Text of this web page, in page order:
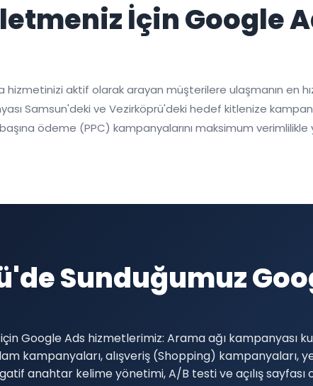
İçin Google
aktif olarak arayan müşterilere ulaşmanın en
Samsun'deki ve Vezirköprü'deki hedef kitlenize
ödeme (PPC) kampanyalarını maksimum
Sunduğumuz
Google Ads hizmetlerimiz: Arama ağı kampanyası
kampanyaları, alışveriş (Shopping)
anahtar kelime yönetimi, A/B testi ve açılış